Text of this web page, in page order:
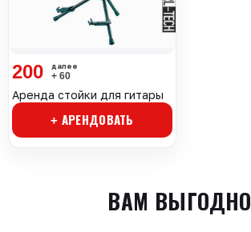
Аренда стойки для гитары
+ АРЕНДОВАТЬ
200 + 60
ВАМ ВЫГОДНО